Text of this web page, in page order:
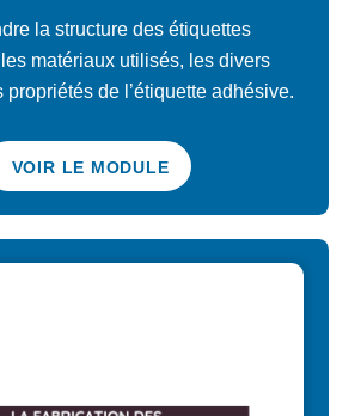
la structure des étiquettes
matériaux utilisés, les divers
propriétés de l’étiquette adhésive.
VOIR LE MODULE